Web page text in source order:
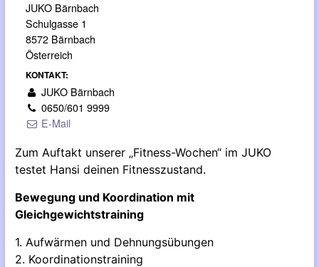
JUKO Bärnbach
Schulgasse 1
8572 Bärnbach
Österreich
KONTAKT:
JUKO Bärnbach
0650/601 9999
E-Mail
Zum Auftakt unserer „Fitness-Wochen“ im JUKO
testet Hansi deinen Fitnesszustand.
Bewegung und Koordination mit
Gleichgewichtstraining
1. Aufwärmen und Dehnungsübungen
2. Koordinationstraining